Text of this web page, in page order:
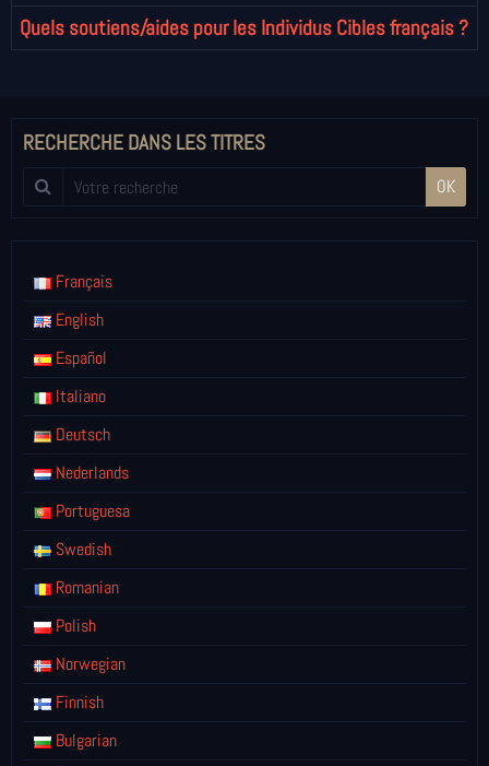
Quels soutiens/aides pour les Individus Cibles français ?
RECHERCHE DANS LES TITRES
OK
Français
English
Español
Italiano
Deutsch
Nederlands
Portuguesa
Swedish
Romanian
Polish
Norwegian
Finnish
Bulgarian